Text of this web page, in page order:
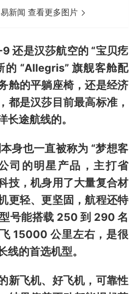
新闻 查看更多图片
还是汉莎航空的 “宝贝疙
的 “Allegris” 旗舰客舱配
舱的平躺座椅，还是经济
都是汉莎目前最高标准，
长途航线的。
身也一直被称为 “梦想客
司的明星产品，主打省
技，机身用了大量复合材
更轻、更坚固，航程还特
号能搭载 250 到 290 名
15000 公里左右，是很
线的首选机型。
新飞机、好飞机，可靠性